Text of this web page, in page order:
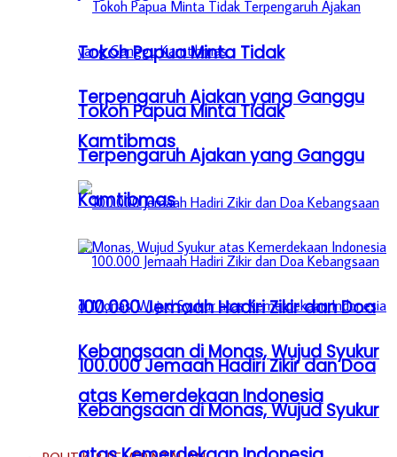
Tokoh Papua Minta Tidak
Terpengaruh Ajakan yang Ganggu
Kamtibmas
100.000 Jemaah Hadiri Zikir dan Doa
Kebangsaan di Monas, Wujud Syukur
atas Kemerdekaan Indonesia
Tokoh Papua Minta Tidak
Terpengaruh Ajakan yang Ganggu
Kamtibmas
100.000 Jemaah Hadiri Zikir dan Doa
Kebangsaan di Monas, Wujud Syukur